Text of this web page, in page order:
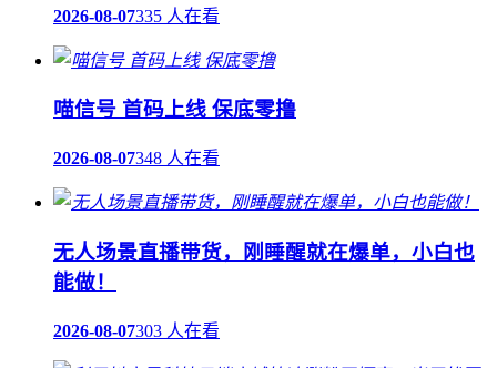
2026-08-07335 人在看
喵信号 首码上线 保底零撸
2026-08-07348 人在看
无人场景直播带货，刚睡醒就在爆单，小白也
能做！
2026-08-07303 人在看